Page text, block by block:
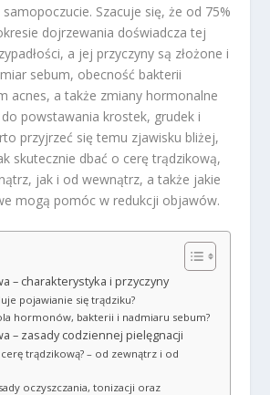
Szacuje się, że od 75%
dojrzewania doświadcza tej
a jej przyczyny są złożone i
sebum, obecność bakterii
acnes, a także zmiany hormonalne
powstawania krostek, grudek i
przyjrzeć się temu zjawisku bliżej,
skutecznie dbać o cerę trądzikową,
jak i od wewnątrz, a także jakie
mogą pomóc w redukcji objawów.
– charakterystyka i przyczyny
pojawianie się trądziku?
hormonów, bakterii i nadmiaru sebum?
– zasady codziennej pielęgnacji
cerę trądzikową? – od zewnątrz i od
oczyszczania, tonizacji oraz